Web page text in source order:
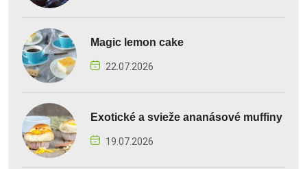
Magic lemon cake
22.07.2026
Exotické a svieže ananásové muffiny
19.07.2026